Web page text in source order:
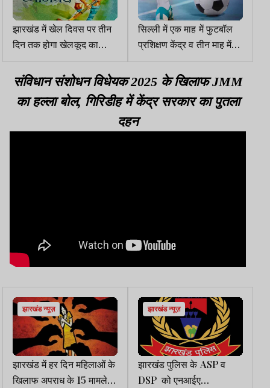
झारखंड में खेल दिवस पर तीन
दिन तक होगा खेलकूद का
उत्सव
सिल्ली में एक माह में फुटबॉल
प्रशिक्षण केंद्र व तीन माह में
होगी प्रशिक्षक की नियुक्ति
संविधान संशोधन विधेयक 2025 के खिलाफ JMM
का हल्ला बोल, गिरिडीह में केंद्र सरकार का पुतला
दहन
झारखंड न्यूज़
झारखंड में हर दिन महिलाओं के
खिलाफ अपराध के 15 मामले हो
झारखंड न्यूज़
झारखंड पुलिस के ASP व
DSP को एनआईए